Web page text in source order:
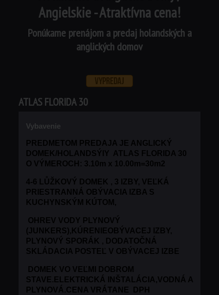
Angielskie - Atraktívna cena!
Ponúkame prenájom a predaj holandských a
anglických domov
ATLAS FLORIDA 30
Vybavenie
PREDMETOM PREDAJA JE ANGLICKÝ
DOMEK/HOLANDSÝIY ATLAS FLORIDA 30
O VÝMEROCH: 3.10m x 10.00m=30m2
4-6 LŮŽKOVÝ DOMEK , 3 IZBY, VEĽKÁ
PRIESTRANNÁ OBÝVACIA IZBA S
KUCHYNSKÝM KÚTOM,
OHREV VODY PLYNOVÝ
(JUNKERS),KÚRENIEOBÝVACEJ IZBY,
PLYNOVÝ SPORÁK , DODATOČNÁ
SKLÁDACIA POSTEĽ V OBÝVACEJ IZBE
DOMEK VO VEĽMI DOBROM
STAVE.ELEKTRICKÁ INŠTALÁCIA,VODNÁ A
PLYNOVÁ.CENA VRÁTANE DPH